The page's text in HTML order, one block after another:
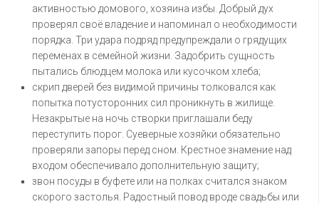
активностью домового, хозяина избы. Добрый дух
проверял своё владение и напоминал о необходимости
порядка. Три удара подряд предупреждали о грядущих
переменах в семейной жизни. Задобрить сущность
пытались блюдцем молока или кусочком хлеба;
скрип дверей без видимой причины толковался как
попытка потусторонних сил проникнуть в жилище.
Незакрытые на ночь створки приглашали беду
переступить порог. Суеверные хозяйки обязательно
проверяли запоры перед сном. Крестное знамение над
входом обеспечивало дополнительную защиту;
звон посуды в буфете или на полках считался знаком
скорого застолья. Радостный повод вроде свадьбы или